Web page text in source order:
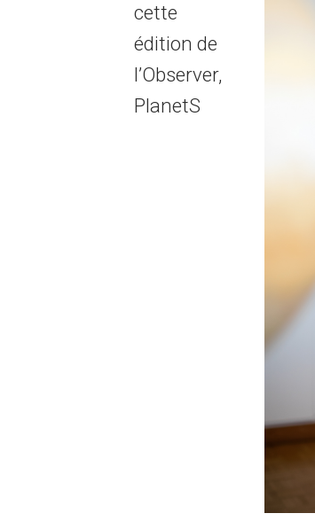
cette
édition de
l’Observer,
PlanetS